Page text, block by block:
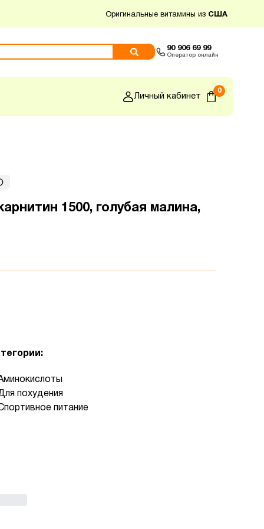
Оригинальные витамины из США
90 906 69 99
Оператор онлайн
Личный кабинет
0
1500, голубая малина,
похудения
питание